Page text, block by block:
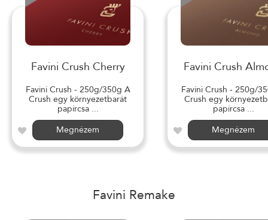
Favini Crush Cherry
Favini Crush - 250g/350g A
Crush egy környezetbarát
papírcsa ...
Megnézem
Favini Crush
Favini Crush - 250g/
Crush egy
papírcsa ...
Megnézem
Favini Remake